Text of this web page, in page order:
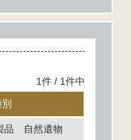
1件 / 1件中
品 自然遺物